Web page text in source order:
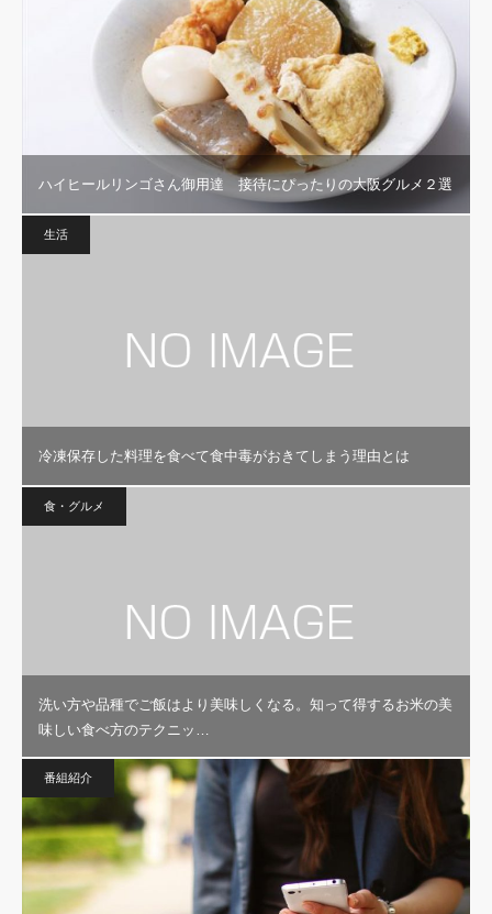
ハイヒールリンゴさん御用達 接待にぴったりの大阪グルメ２選
生活
冷凍保存した料理を食べて食中毒がおきてしまう理由とは
食・グルメ
洗い方や品種でご飯はより美味しくなる。知って得するお米の美
味しい食べ方のテクニッ…
番組紹介